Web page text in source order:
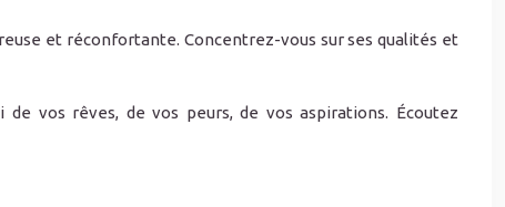
et réconfortante. Concentrez-vous sur ses qualités et
vos rêves, de vos peurs, de vos aspirations. Écoutez